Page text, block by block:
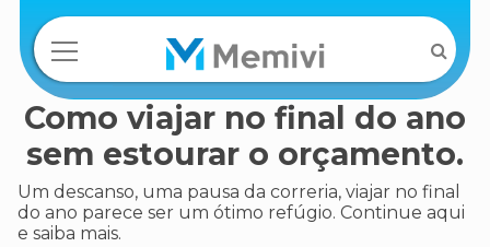
Como viajar no final do ano
sem estourar o orçamento.
Um descanso, uma pausa da correria, viajar no final
do ano parece ser um ótimo refúgio. Continue aqui
e saiba mais.